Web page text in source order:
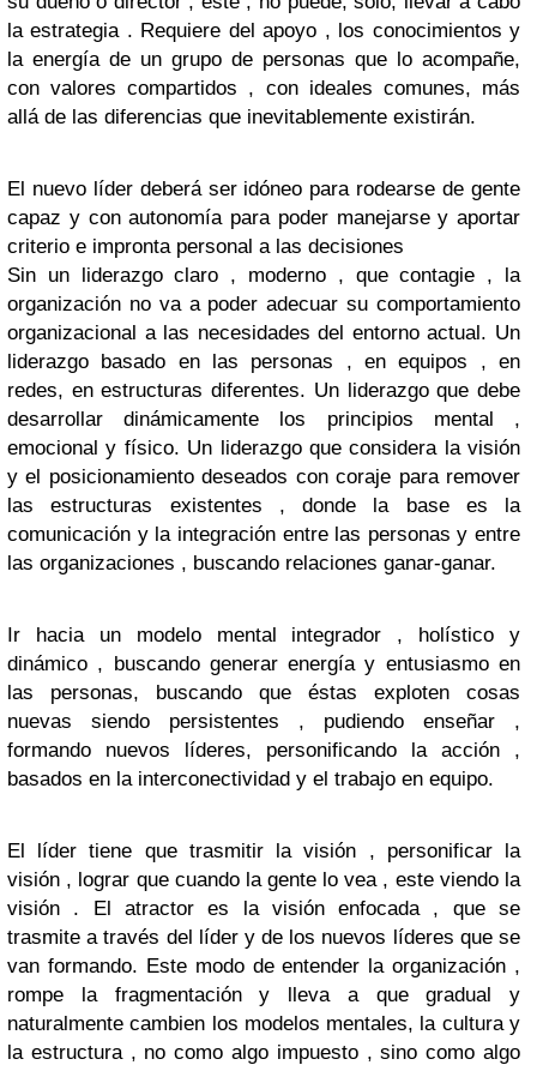
la estrategia . Requiere del apoyo , los conocimientos y
la energía de un grupo de personas que lo acompañe,
con valores compartidos , con ideales comunes, más
allá de las diferencias que inevitablemente existirán.
El nuevo líder deberá ser idóneo para rodearse de gente
capaz y con autonomía para poder manejarse y aportar
criterio e impronta personal a las decisiones
Sin un liderazgo claro , moderno , que contagie , la
organización no va a poder adecuar su comportamiento
organizacional a las necesidades del entorno actual. Un
liderazgo basado en las personas , en equipos , en
redes, en estructuras diferentes. Un liderazgo que debe
desarrollar dinámicamente los principios mental ,
emocional y físico. Un liderazgo que considera la visión
y el posicionamiento deseados con coraje para remover
las estructuras existentes , donde la base es la
comunicación y la integración entre las personas y entre
las organizaciones , buscando relaciones ganar-ganar.
Ir hacia un modelo mental integrador , holístico y
dinámico , buscando generar energía y entusiasmo en
las personas, buscando que éstas exploten cosas
nuevas siendo persistentes , pudiendo enseñar ,
formando nuevos líderes, personificando la acción ,
basados en la interconectividad y el trabajo en equipo.
El líder tiene que trasmitir la visión , personificar la
visión , lograr que cuando la gente lo vea , este viendo la
visión . El atractor es la visión enfocada , que se
trasmite a través del líder y de los nuevos líderes que se
van formando. Este modo de entender la organización ,
rompe la fragmentación y lleva a que gradual y
naturalmente cambien los modelos mentales, la cultura y
la estructura , no como algo impuesto , sino como algo